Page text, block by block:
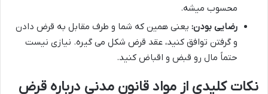
محسوب میشه.
رضایی بودن: یعنی همین که شما و طرف مقابل به قرض دادن
و گرفتن توافق کنید، عقد قرض شکل می گیره. نیازی نیست
حتماً مال رو قبض و اقباض کنید.
نکات کلیدی از مواد قانون مدنی درباره قرض